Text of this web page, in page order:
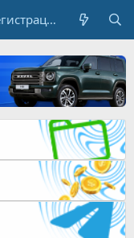
Регистрация